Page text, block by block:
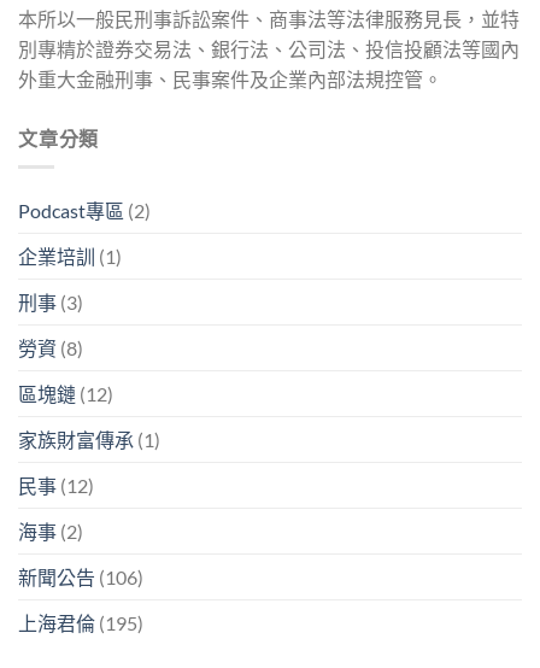
本所以一般民刑事訴訟案件、商事法等法律服務見長，並特
別專精於證券交易法、銀行法、公司法、投信投顧法等國內
外重大金融刑事、民事案件及企業內部法規控管。
文章分類
Podcast專區 (2)
企業培訓 (1)
刑事 (3)
勞資 (8)
區塊鏈 (12)
家族財富傳承 (1)
民事 (12)
海事 (2)
新聞公告 (106)
上海君倫 (195)